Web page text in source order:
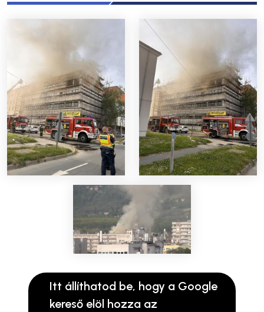
Itt állíthatod be, hogy a Google
kereső elöl hozza az